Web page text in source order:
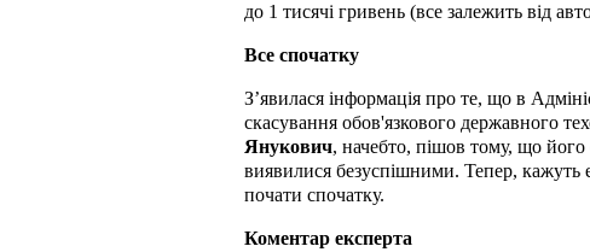
до 1 тисячі гривень (все залежить від
Все спочатку
З’явилася інформація про те, що в
скасування обов'язкового державного
Янукович, начебто, пішов тому, що
виявилися безуспішними. Тепер, кажуть
почати спочатку.
Коментар експерта